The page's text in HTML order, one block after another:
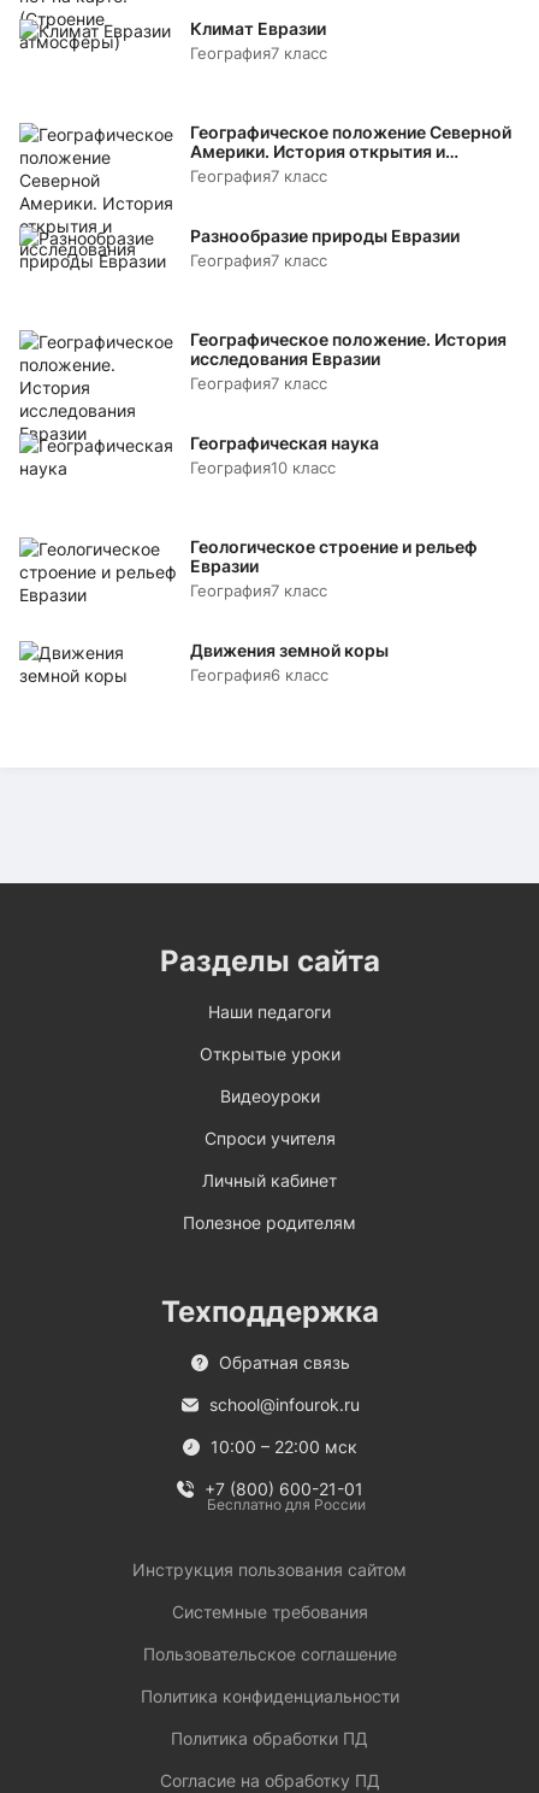
Климат Евразии
География7 класс
Географическое положение Северной
Америки. История открытия и
исследования
География7 класс
Разнообразие природы Евразии
География7 класс
Географическое положение. История
исследования Евразии
География7 класс
Географическая наука
География10 класс
Геологическое строение и рельеф
Евразии
География7 класс
Движения земной коры
География6 класс
Разделы сайта
Наши педагоги
Открытые уроки
Видеоуроки
Спроси учителя
Личный кабинет
Полезное родителям
Техподдержка
Обратная связь
school@infourok.ru
10:00 – 22:00 мск
+7 (800) 600-21-01
Бесплатно для России
Инструкция пользования сайтом
Системные требования
Пользовательское соглашение
Политика конфиденциальности
Политика обработки ПД
Согласие на обработку ПД